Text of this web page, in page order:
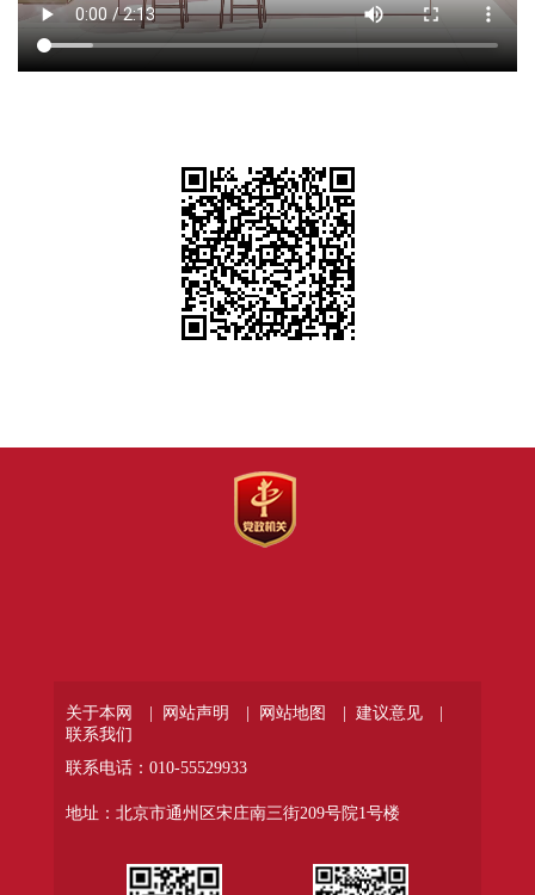
关于本网 | 网站声明 | 网站地图 |
建议意见 |
联系我们
联系电话：010-55529933
地址：北京市通州区宋庄南三街209号院1号楼